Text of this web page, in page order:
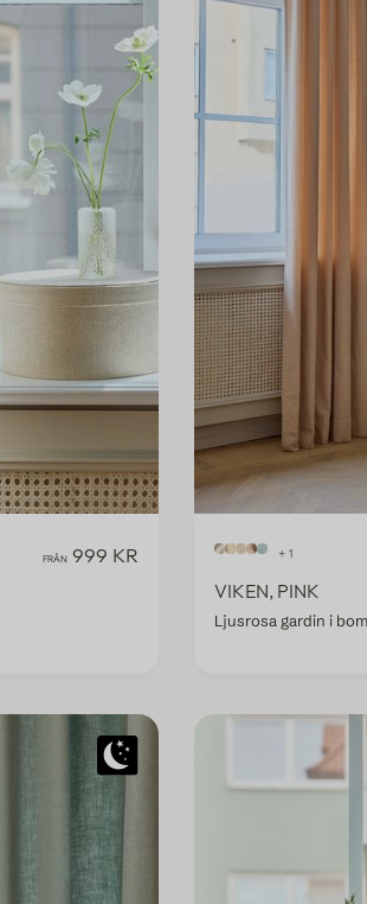
FRÅN 999 KR + 1
VIKEN, PINK
Ljusrosa gardin i